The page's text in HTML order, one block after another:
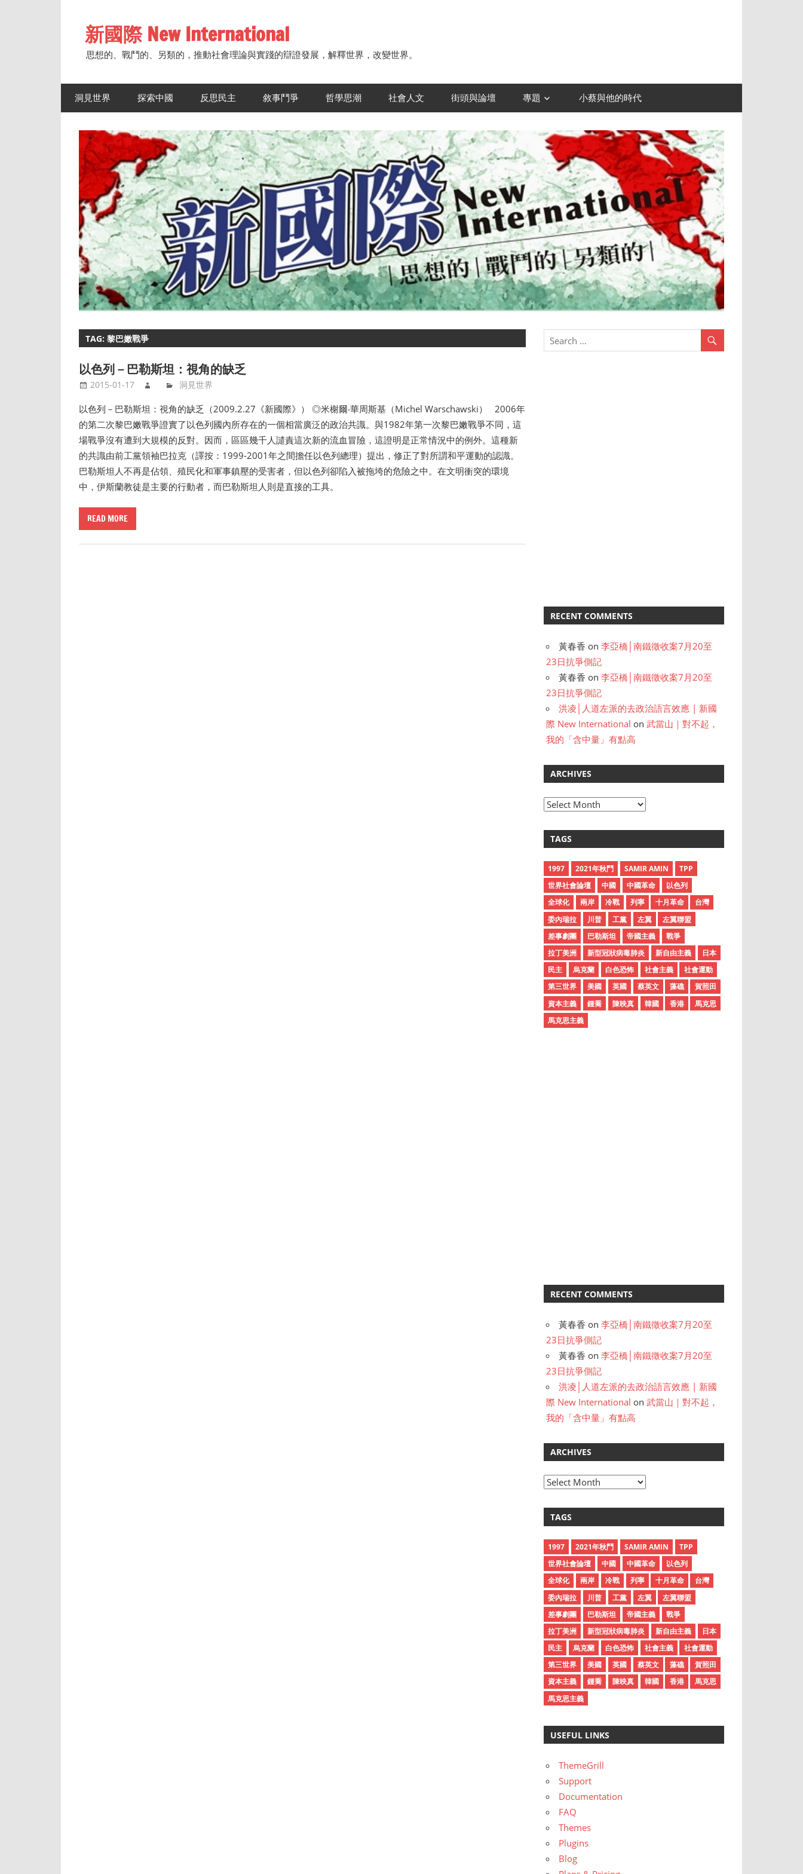
content新國際 New International
思想的、戰鬥的、另類的，推動社會理論與實踐的辯證發展，解釋世界，改變世界。
洞見世界 探索中國 反思民主 敘事鬥爭 哲學思潮 社會人文 街頭與論壇 專題 小蔡與他的時代
TAG: 黎巴嫩戰爭
以色列－巴勒斯坦：視角的缺乏
2015-01-17 洞見世界
以色列－巴勒斯坦：視角的缺乏（2009.2.27《新國際》） ◎米榭爾‧華周斯基（Michel Warschawski） 2006年
的第二次黎巴嫩戰爭證實了以色列國內所存在的一個相當廣泛的政治共識。與1982年第一次黎巴嫩戰爭不同，這
場戰爭沒有遭到大規模的反對。因而，區區幾千人譴責這次新的流血冒險，這證明是正常情況中的例外。這種新
的共識由前工黨領袖巴拉克（譯按：1999-2001年之間擔任以色列總理）提出，修正了對所謂和平運動的認識。
巴勒斯坦人不再是佔領、殖民化和軍事鎮壓的受害者，但以色列卻陷入被拖垮的危險之中。在文明衝突的環境
中，伊斯蘭教徒是主要的行動者，而巴勒斯坦人則是直接的工具。
READ MORE
RECENT COMMENTS
黃春香 on李亞橋│南鐵徵收案7月20至
23日抗爭側記
黃春香 on李亞橋│南鐵徵收案7月20至
23日抗爭側記
洪凌│人道左派的去政治語言效應 | 新國
際 New International on武當山｜對不起，
我的「含中量」有點高
ARCHIVES
A
h
v
e
s
TAGS
1997 2021年秋鬥 SAMIR AMIN
TPP
世界社會論壇
中國 中國革命
以色列
全球化
兩岸 冷戰 列寧 十月革命
台灣
委內瑞拉
川普 工黨 左翼
左翼聯盟
差事劇團
巴勒斯坦 帝國主義
戰爭
拉丁美洲
新型冠狀病毒肺炎 新自由主義
日本
民主
烏克蘭 白色恐怖 社會主義
社會運動
第三世界
美國 英國 蔡英文 藻礁
賀照田
資本主義
鍾喬 陳映真 韓國 香港
馬克思
馬克思主義
RECENT COMMENTS
黃春香 on李亞橋│南鐵徵收案7月20至
23日抗爭側記
黃春香 on李亞橋│南鐵徵收案7月20至
23日抗爭側記
洪凌│人道左派的去政治語言效應 | 新國
際 New International on武當山｜對不起，
我的「含中量」有點高
ARCHIVES
A
h
v
e
s
TAGS
1997 2021年秋鬥 SAMIR AMIN
TPP
世界社會論壇
中國 中國革命
以色列
全球化
兩岸 冷戰 列寧 十月革命
台灣
委內瑞拉
川普 工黨 左翼
左翼聯盟
差事劇團
巴勒斯坦 帝國主義
戰爭
拉丁美洲
新型冠狀病毒肺炎 新自由主義
日本
民主
烏克蘭 白色恐怖 社會主義
社會運動
第三世界
美國 英國 蔡英文 藻礁
賀照田
資本主義
鍾喬 陳映真 韓國 香港
馬克思
馬克思主義
USEFUL LINKS
ThemeGrill
Support
Documentation
FAQ
Themes
Plugins
Blog